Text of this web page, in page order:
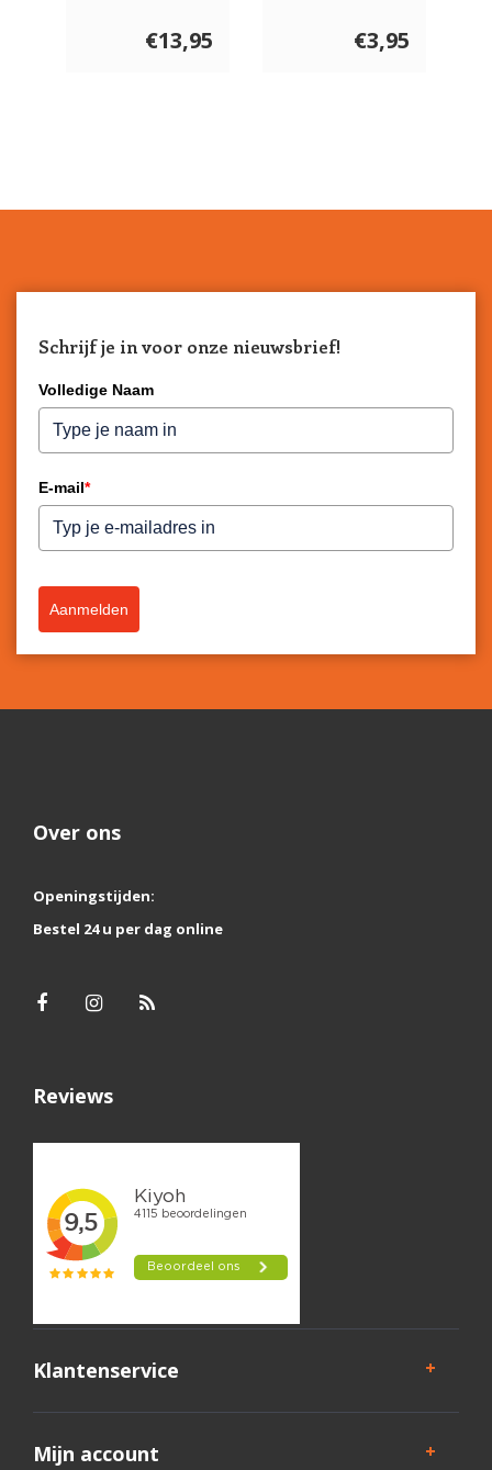
€13,95 €3,95
Schrijf je in voor onze nieuwsbrief!
Volledige Naam
E-mail*
Aanmelden
Over ons
Openingstijden:
Bestel 24 u per dag online
Reviews
Klantenservice
Mijn account